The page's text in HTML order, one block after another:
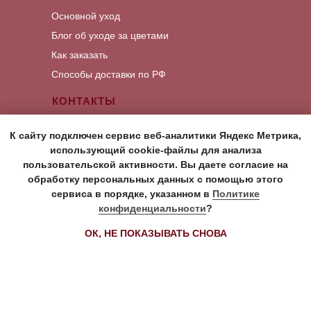
К сайту подключен сервис веб-аналитики Яндекс Метрика,
использующий cookie-файлы для анализа
пользовательской активности. Вы даете согласие на
обработку персональных данных с помощью этого
сервиса в порядке, указанном в Политике
конфиденциальности?
ОК, НЕ ПОКАЗЫВАТЬ СНОВА
Основной уход
Блог об уходе за цветами
Как заказать
Способы доставки по РФ
КОНТАКТЫ
Написать Viber
Написать Telegram
Согласие на обработку персональных данных
Политика в отношении обработки
персональных данных